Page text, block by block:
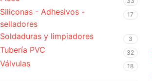
Siliconas - Adhesivos -
selladores
17
Soldaduras y limpiadores 3
Tubería PVC 32
Válvulas 18